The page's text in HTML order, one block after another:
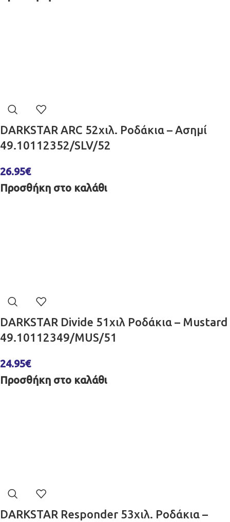
DARKSTAR ARC 52χιλ. Ροδάκια – Ασημί
49.10112352/SLV/52
26.95€
Προσθήκη στο καλάθι
DARKSTAR Divide 51χιλ Ροδάκια – Mustard
49.10112349/MUS/51
24.95€
Προσθήκη στο καλάθι
DARKSTAR Responder 53χιλ. Ροδάκια –